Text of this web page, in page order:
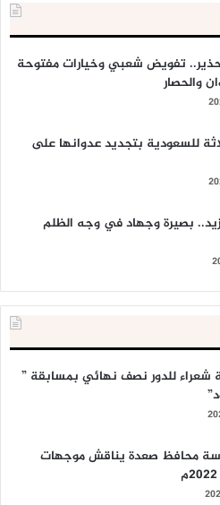
تفويض شعبي وخيارات مفتوحة
والحصار
للسعودية بتجديد عدوانها على
زيد.. بصيرة وجهاد في وجه الظلم
شعراء للدور نصف نهائي بمسابقة ”
محافظ صعدة يناقش موجهات